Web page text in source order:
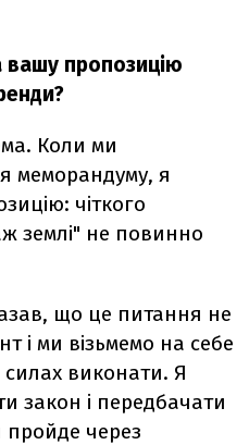
пропозицію
Коли ми
меморандуму, я
чіткого
землі" не повинно
що це питання не
і ми візьмемо на себе
виконати. Я
закон і передбачати
пройде через